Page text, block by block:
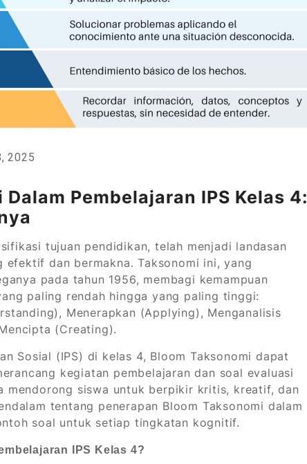
2025
Pembelajaran IPS Kelas 4:
tujuan pendidikan, telah menjadi landasan
efektif dan bermakna. Taksonomi ini, yang
pada tahun 1956, membagi kemampuan
paling rendah hingga yang paling tinggi:
Menerapkan (Applying), Menganalisis
(Creating).
Sosial (IPS) di kelas 4, Bloom Taksonomi dapat
kegiatan pembelajaran dan soal evaluasi
mendorong siswa untuk berpikir kritis, kreatif, dan
tentang penerapan Bloom Taksonomi dalam
soal untuk setiap tingkatan kognitif.
IPS Kelas 4?